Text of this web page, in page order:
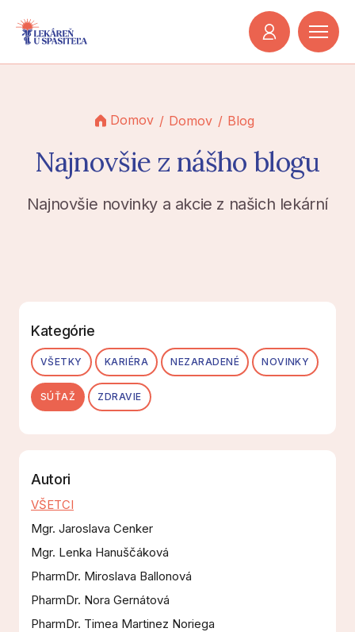
Domov Domov Blog
Najnovšie z nášho blogu
Najnovšie novinky a akcie z našich lekární
Kategórie
VŠETKY KARIÉRA NEZARADENÉ NOVINKY
SÚŤAŽ ZDRAVIE
Autori
VŠETCI
Mgr. Jaroslava Cenker
Mgr. Lenka Hanuščáková
PharmDr. Miroslava Ballonová
PharmDr. Nora Gernátová
PharmDr. Timea Martinez Noriega